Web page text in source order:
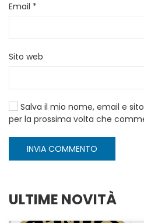
Email *
Sito web
Salva il mio nome, email e
per la prossima volta che
INVIA COMMENTO
ULTIME NOVITÀ